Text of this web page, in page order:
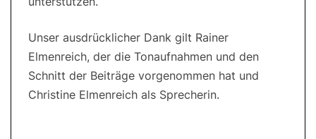
Unser ausdrücklicher Dank gilt Rainer
Elmenreich, der die Tonaufnahmen und den
Schnitt der Beiträge vorgenommen hat und
Christine Elmenreich als Sprecherin.